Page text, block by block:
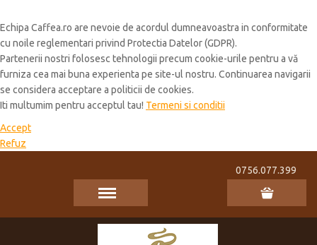
Echipa Caffea.ro are nevoie de acordul dumneavoastra in conformitate
cu noile reglementari privind Protectia Datelor (GDPR).
Partenerii nostri folosesc tehnologii precum cookie-urile pentru a vă
furniza cea mai buna experienta pe site-ul nostru. Continuarea navigarii
se considera acceptare a politicii de cookies.
Iti multumim pentru acceptul tau! Termeni si conditii
Accept
Refuz
0756.077.399